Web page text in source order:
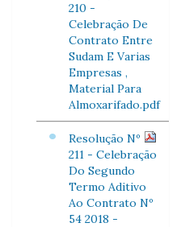
210 -
Celebração De
Contrato Entre
Sudam E Varias
Empresas ,
Material Para
Almoxarifado.pdf
Resolução Nº
211 - Celebração
Do Segundo
Termo Aditivo
Ao Contrato Nº
54 2018 -